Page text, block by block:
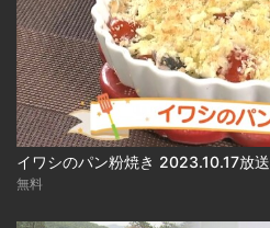
イワシのパン粉焼き 2023.10.17放送
無料